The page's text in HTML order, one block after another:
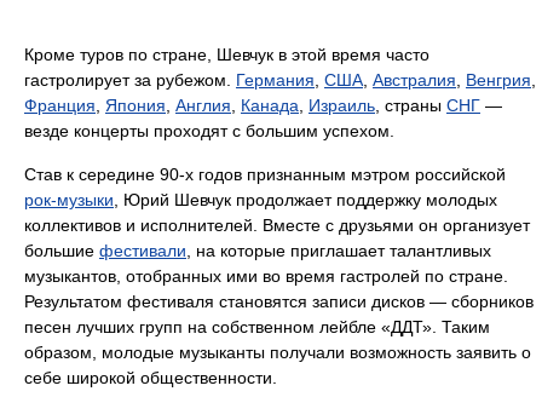
Кроме туров по стране, Шевчук в этой время часто
гастролирует за рубежом. Германия, США, Австралия, Венгрия,
Франция, Япония, Англия, Канада, Израиль, страны СНГ —
везде концерты проходят с большим успехом.
Став к середине 90-х годов признанным мэтром российской
рок-музыки, Юрий Шевчук продолжает поддержку молодых
коллективов и исполнителей. Вместе с друзьями он организует
большие фестивали, на которые приглашает талантливых
музыкантов, отобранных ими во время гастролей по стране.
Результатом фестиваля становятся записи дисков — сборников
песен лучших групп на собственном лейбле «ДДТ». Таким
образом, молодые музыканты получали возможность заявить о
себе широкой общественности.